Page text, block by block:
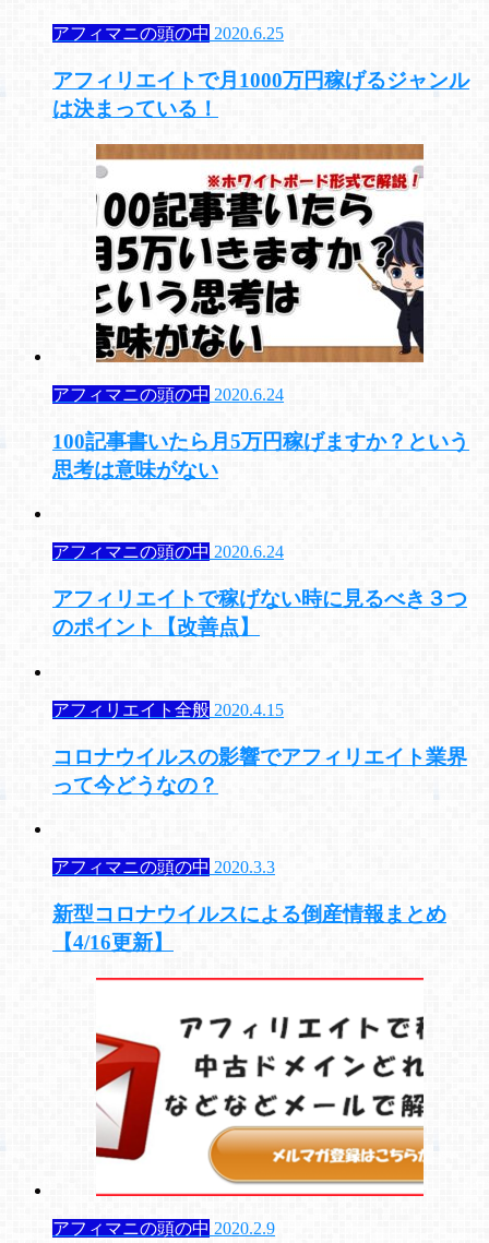
アフィマニの頭の中 2020.6.25
アフィリエイトで月1000万円稼げるジャンル
は決まっている！
アフィマニの頭の中 2020.6.24
100記事書いたら月5万円稼げますか？という
思考は意味がない
アフィマニの頭の中 2020.6.24
アフィリエイトで稼げない時に見るべき３つ
のポイント【改善点】
アフィリエイト全般 2020.4.15
コロナウイルスの影響でアフィリエイト業界
って今どうなの？
アフィマニの頭の中 2020.3.3
新型コロナウイルスによる倒産情報まとめ
【4/16更新】
アフィマニの頭の中 2020.2.9